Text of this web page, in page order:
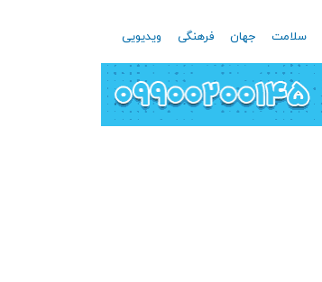
سلامت جهان فرهنگی ویدیویی